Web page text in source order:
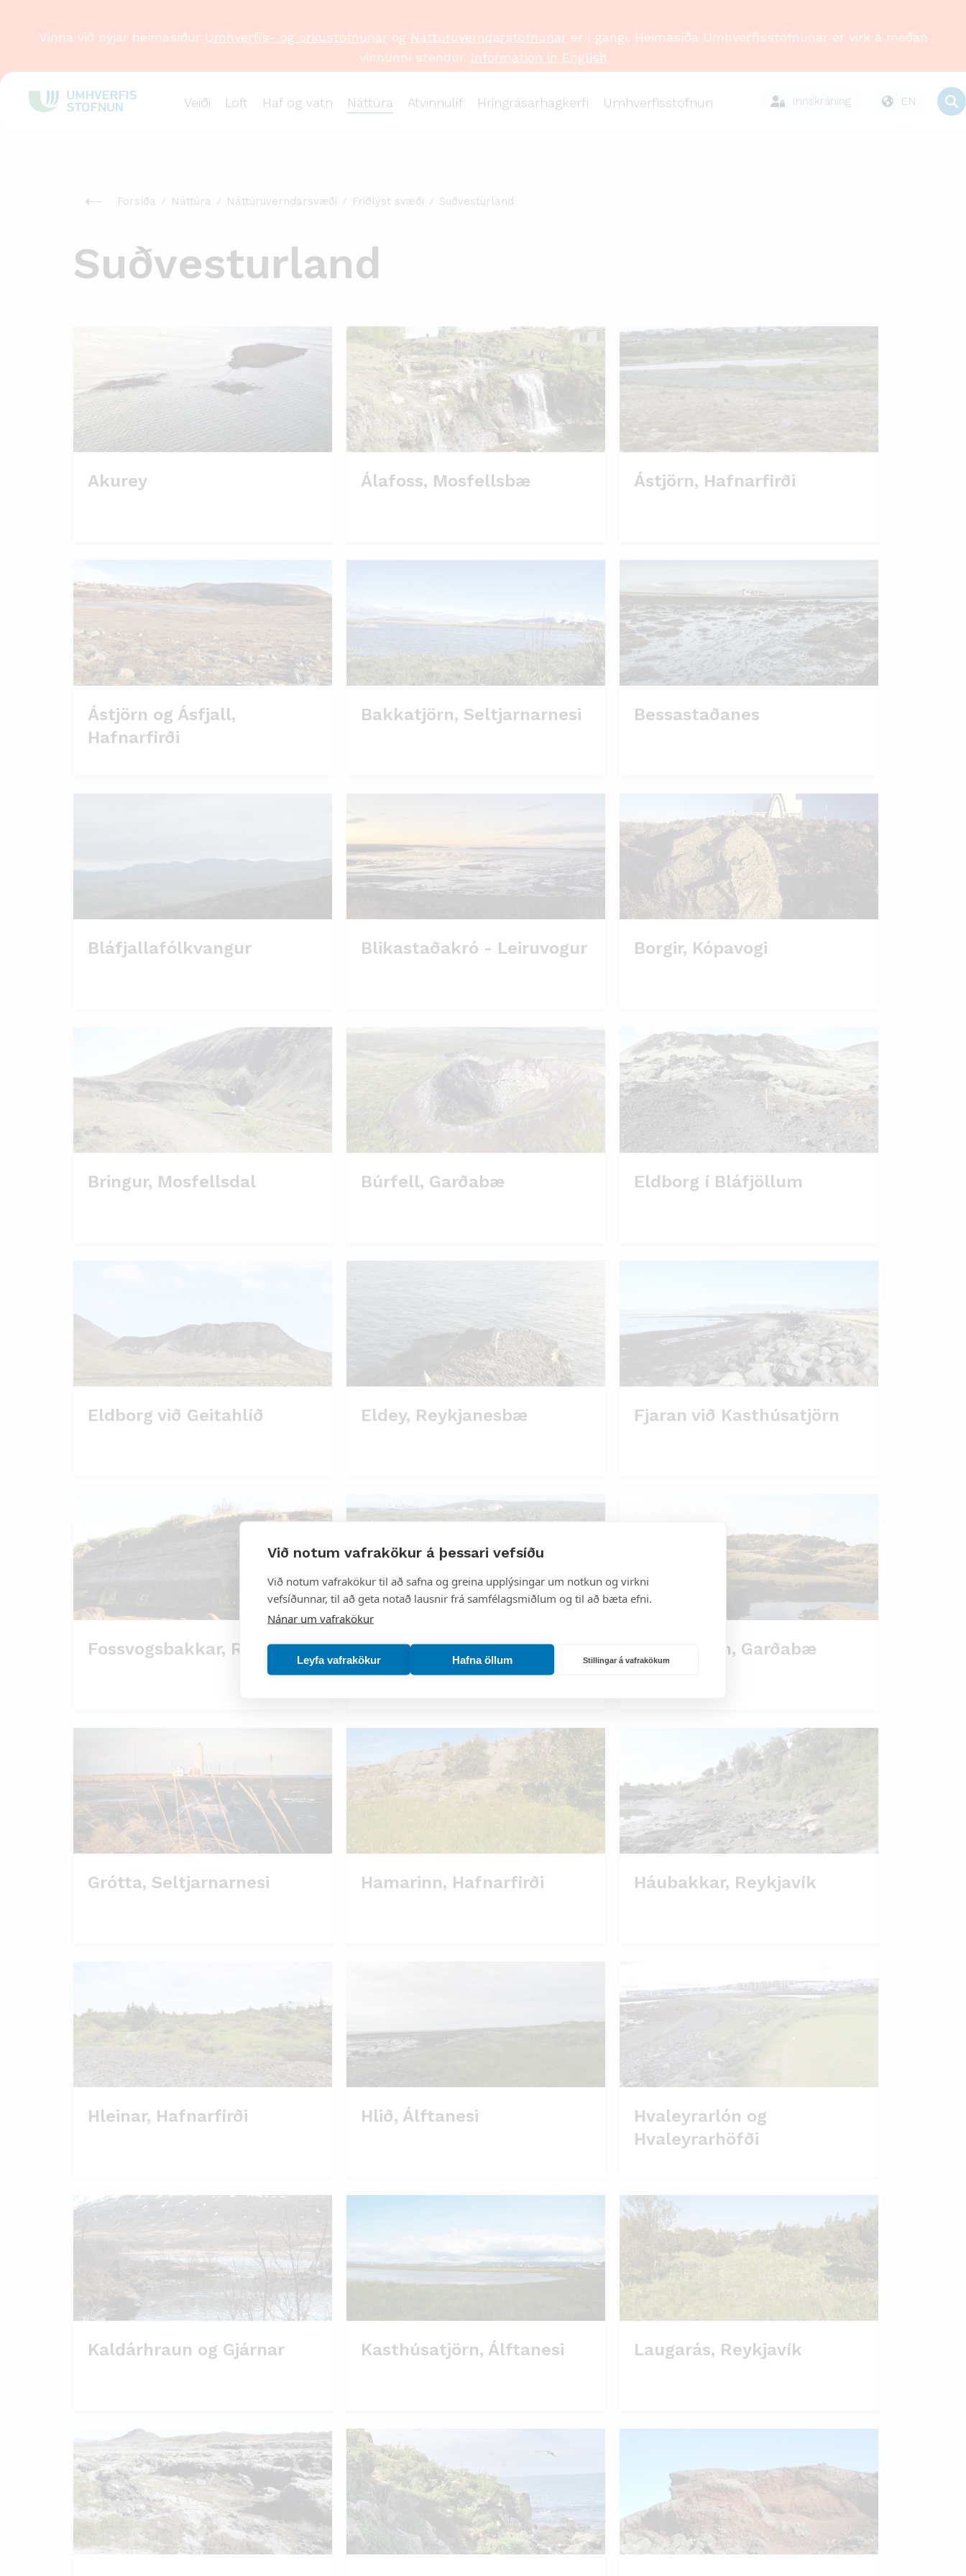
Við notum vafrakökur á þessari vefsíðu
Við notum vafrakökur til að safna og greina upplýsingar um notkun og virkni
vefsíðunnar, til að geta notað lausnir frá samfélagsmiðlum og til að bæta efni.
Nánar um vafrakökur
Leyfa vafrakökur Hafna öllum Stillingar á vafrakökum
Veiði Loft Haf og vatn Náttúra Atvinnulíf Hringrásarhagkerfi Umhverfisstofnun Innskráning EN
Vinna við nýjar heimasíður Umhverfis- og orkustofnunarog Náttúruverndarstofnunarer í gangi. Heimasíða Umhverfisstofnunar er virk á meðan
vinnunni stendur. Information in English
Forsíða Náttúra Náttúruverndarsvæði Friðlýst svæði Suðvesturland
Suðvesturland
Akurey Álafoss, Mosfellsbæ Ástjörn, Hafnarfirði
Ástjörn og Ásfjall,
Hafnarfirði
Bakkatjörn, Seltjarnarnesi Bessastaðanes
Bláfjallafólkvangur Blikastaðakró - Leiruvogur Borgir, Kópavogi
Bringur, Mosfellsdal Búrfell, Garðabæ Eldborg í Bláfjöllum
Eldborg við Geitahlíð Eldey, Reykjanesbæ Fjaran við Kasthúsatjörn
Fossvogsbakkar, Reykjavík Garðahraun, Garðabæ Gálgahraun, Garðabæ
Grótta, Seltjarnarnesi Hamarinn, Hafnarfirði Háubakkar, Reykjavík
Hleinar, Hafnarfirði Hlið, Álftanesi
Hvaleyrarlón og
Hvaleyrarhöfði
Kaldárhraun og Gjárnar Kasthúsatjörn, Álftanesi Laugarás, Reykjavík